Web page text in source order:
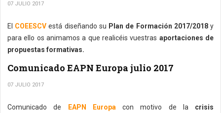
07 JULIO 2017
El COEESCV está diseñando su Plan de Formación 2017/2018y
para ello os animamos a que realicéis vuestras aportaciones de
propuestas formativas.
Comunicado EAPN Europa julio 2017
07 JULIO 2017
Comunicado de EAPN Europa con motivo de la crisis